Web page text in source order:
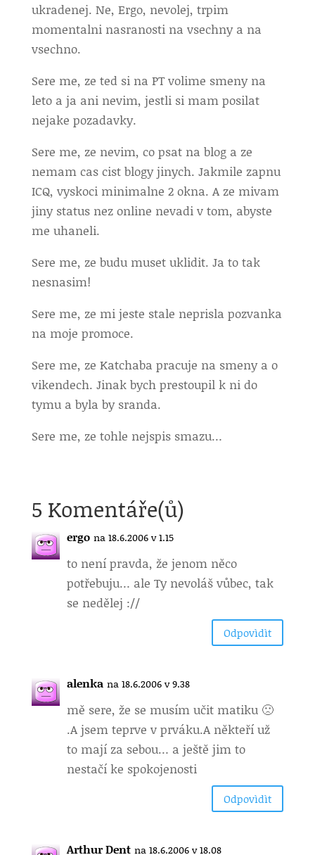
ukradenej. Ne, Ergo, nevolej, trpim
momentalni nasranosti na vsechny a na
vsechno.
Sere me, ze ted si na PT volime smeny na
leto a ja ani nevim, jestli si mam posilat
nejake pozadavky.
Sere me, ze nevim, co psat na blog a ze
nemam cas cist blogy jinych. Jakmile zapnu
ICQ, vyskoci minimalne 2 okna. A ze mivam
jiny status nez online nevadi v tom, abyste
me uhaneli.
Sere me, ze budu muset uklidit. Ja to tak
nesnasim!
Sere me, ze mi jeste stale neprisla pozvanka
na moje promoce.
Sere me, ze Katchaba pracuje na smeny a o
vikendech. Jinak bych prestoupil k ni do
tymu a byla by sranda.
Sere me, ze tohle nejspis smazu…
5 Komentáře(ů)
ergo na 18.6.2006 v 1.15
to není pravda, že jenom něco
potřebuju… ale Ty nevoláš vůbec, tak
se nedělej ://
Odpovìdìt
alenka na 18.6.2006 v 9.38
mě sere, že se musím učit matiku 🙁
.A jsem teprve v prváku.A někteří už
to mají za sebou… a ještě jim to
nestačí ke spokojenosti
Odpovìdìt
Arthur Dent na 18.6.2006 v 18.08